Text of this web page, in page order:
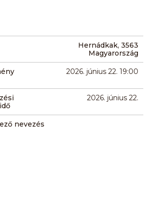
Hernádkak, 3563
Magyarország
2026. június 22. 19:00
2026. június 22.
nevezés